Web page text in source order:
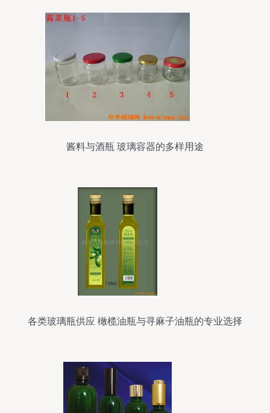
酱料与酒瓶 玻璃容器的多样用途
各类玻璃瓶供应 橄榄油瓶与寻麻子油瓶的专业选择